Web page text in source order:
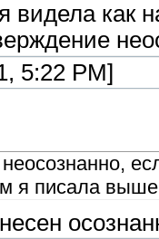
видела как
5:22 PM]
я писала